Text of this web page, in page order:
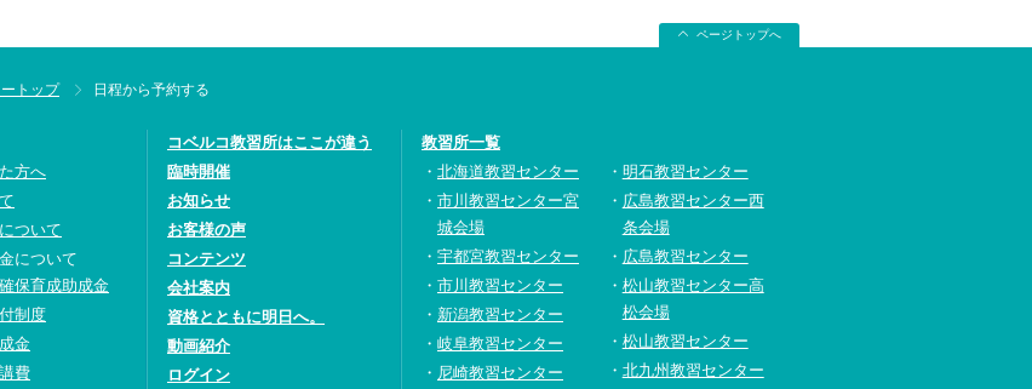
ページトップへ
トップ 日程から予約する
方へ
ついて
について
保育成助成金
制度
金
費
コベルコ教習所はここが違う
臨時開催
お知らせ
お客様の声
コンテンツ
会社案内
資格とともに明日へ。
動画紹介
ログイン
教習所一覧
北海道教習センター
市川教習センター宮
城会場
宇都宮教習センター
市川教習センター
新潟教習センター
岐阜教習センター
尼崎教習センター
明石教習センター
広島教習センター西
条会場
広島教習センター
松山教習センター高
松会場
松山教習センター
北九州教習センター